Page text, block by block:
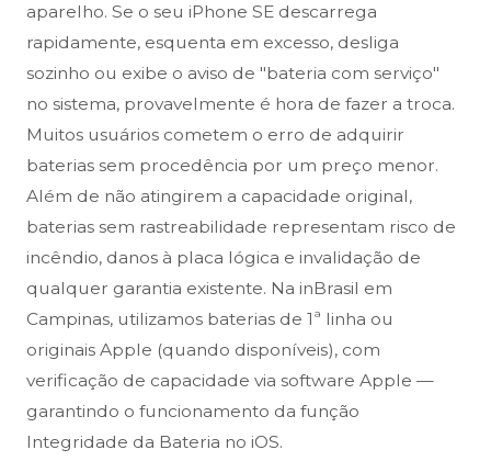
aparelho. Se o seu iPhone SE descarrega
rapidamente, esquenta em excesso, desliga
sozinho ou exibe o aviso de "bateria com serviço"
no sistema, provavelmente é hora de fazer a troca.
Muitos usuários cometem o erro de adquirir
baterias sem procedência por um preço menor.
Além de não atingirem a capacidade original,
baterias sem rastreabilidade representam risco de
incêndio, danos à placa lógica e invalidação de
qualquer garantia existente. Na inBrasil em
Campinas, utilizamos baterias de 1ª linha ou
originais Apple (quando disponíveis), com
verificação de capacidade via software Apple —
garantindo o funcionamento da função
Integridade da Bateria no iOS.